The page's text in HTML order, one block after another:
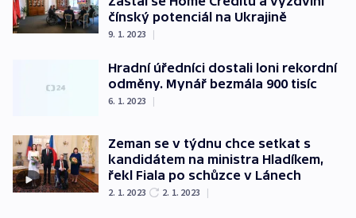
čínský potenciál na Ukrajině
9. 1. 2023 |
Hradní úředníci dostali loni rekordní
odměny. Mynář bezmála 900 tisíc
6. 1. 2023 |
Zeman se v týdnu chce setkat s
kandidátem na ministra Hladíkem,
řekl Fiala po schůzce v Lánech
2. 1. 2023 2. 1. 2023 |